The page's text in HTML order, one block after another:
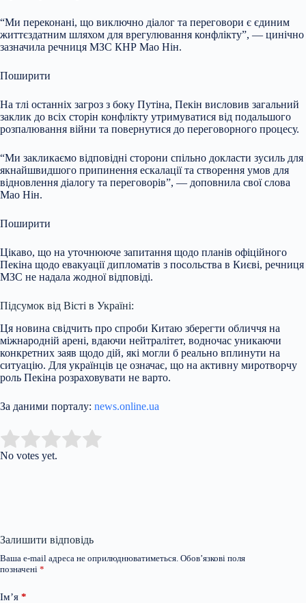
“Ми переконані, що виключно діалог та переговори є єдиним
життєздатним шляхом для врегулювання конфлікту”, — цинічно
зазначила речниця МЗС КНР Мао Нін.
Поширити
На тлі останніх загроз з боку Путіна, Пекін висловив загальний
заклик до всіх сторін конфлікту утримуватися від подальшого
розпалювання війни та повернутися до переговорного процесу.
“Ми закликаємо відповідні сторони спільно докласти зусиль для
якнайшвидшого припинення ескалації та створення умов для
відновлення діалогу та переговорів”, — доповнила свої слова
Мао Нін.
Поширити
Цікаво, що на уточнююче запитання щодо планів офіційного
Пекіна щодо евакуації дипломатів з посольства в Києві, речниця
МЗС не надала жодної відповіді.
Підсумок від Вісті в Україні:
Ця новина свідчить про спроби Китаю зберегти обличчя на
міжнародній арені, вдаючи нейтралітет, водночас уникаючи
конкретних заяв щодо дій, які могли б реально вплинути на
ситуацію. Для українців це означає, що на активну миротворчу
роль Пекіна розраховувати не варто.
За даними порталу: news.online.ua
Rate this item:
No votes yet.
Залишити відповідь
Ваша e-mail адреса не оприлюднюватиметься. Обов’язкові поля
позначені *
Ім’я *